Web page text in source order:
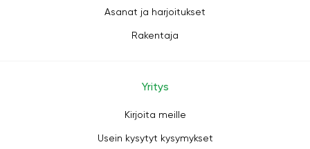
Asanat ja harjoitukset
Rakentaja
Yritys
Kirjoita meille
Usein kysytyt kysymykset